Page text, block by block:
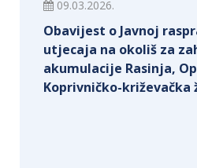
09.03.2026.
Obavijest o Javnoj
utjecaja na okoliš za
akumulacije Rasinja,
Koprivničko-križevačka